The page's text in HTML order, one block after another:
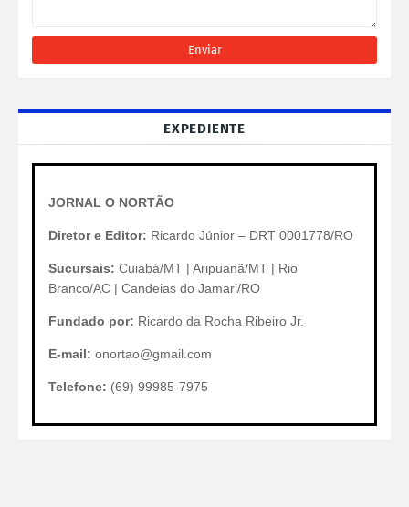
EXPEDIENTE
JORNAL O NORTÃO
Diretor e Editor: Ricardo Júnior – DRT 0001778/RO
Sucursais: Cuiabá/MT | Aripuanã/MT | Rio
Branco/AC | Candeias do Jamari/RO
Fundado por: Ricardo da Rocha Ribeiro Jr.
E-mail: onortao@gmail.com
Telefone: (69) 99985-7975